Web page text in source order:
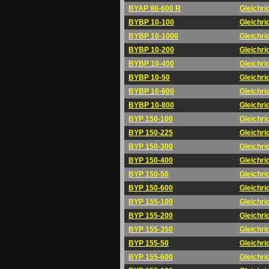
BYAP 80-600 R
BYBP 10-100
BYBP 10-1000
BYBP 10-200
BYBP 10-400
BYBP 10-50
BYBP 10-600
BYBP 10-800
BYP 150-100
BYP 150-225
BYP 150-300
BYP 150-400
BYP 150-50
BYP 150-600
BYP 155-100
BYP 155-200
BYP 155-350
BYP 155-50
BYP 155-600